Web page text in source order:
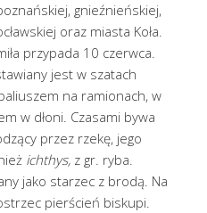
gnieźnieńskiej,
oraz miasta Koła.
przypada 10 czerwca.
jest w szatach
na ramionach, w
w dłoni. Czasami bywa
przez rzekę, jego
ichthys, z gr. ryba.
jako starzec z brodą. Na
pierścień biskupi.